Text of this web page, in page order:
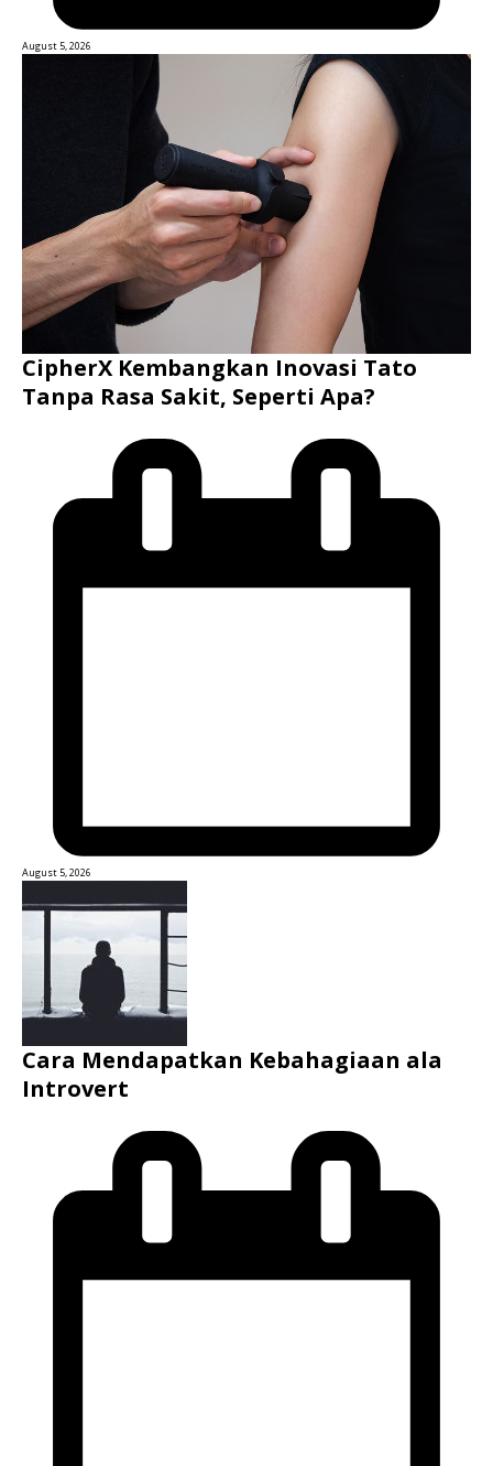
August 5, 2026
CipherX Kembangkan Inovasi Tato
Tanpa Rasa Sakit, Seperti Apa?
August 5, 2026
Cara Mendapatkan Kebahagiaan ala
Introvert